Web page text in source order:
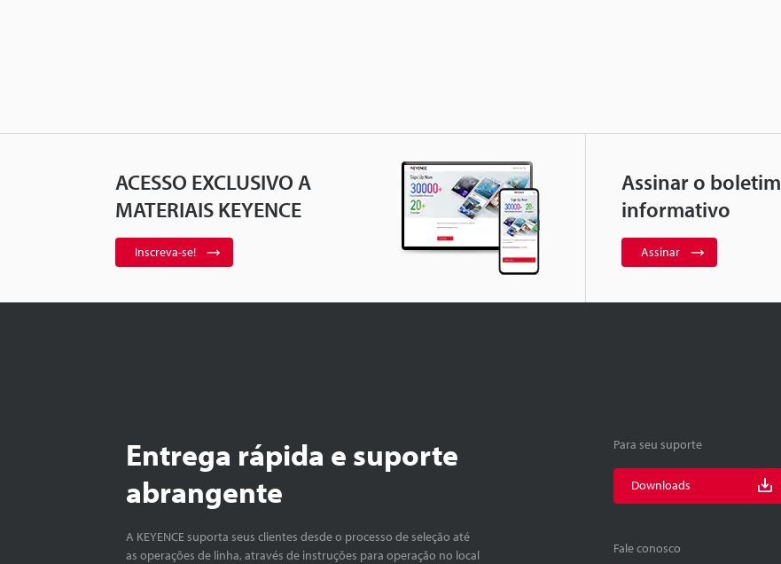
ACESSO EXCLUSIVO A
MATERIAIS KEYENCE
Inscreva-se!
Assinar o boletim
informativo
Assinar
Entrega rápida e suporte
abrangente
A KEYENCE suporta seus clientes desde o processo de seleção até
as operações de linha, através de instruções para operação no local
Para seu suporte
Downloads
Fale conosco